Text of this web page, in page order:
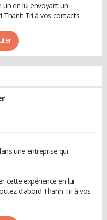
un en lui envoyant un
Thanh Tri à vos contacts.
une entreprise qui
cette expérience en lui
d'abord Thanh Tri à vos